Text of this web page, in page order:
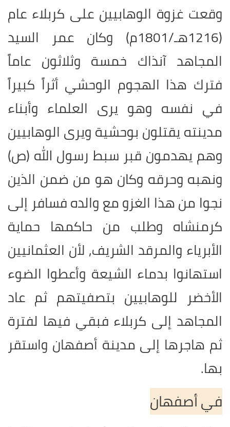
وقعت غزوة الوهابيين على كربلاء عام
(1216هـ/1801م) وكان عمر السيد
المجاهد آنذاك خمسة وثلاثون عاماً
فترك هذا الهجوم الوحشي أثراً كبيراً
في نفسه وهو يرى العلماء وأبناء
مدينته يقتلون بوحشية ويرى الوهابيين
وهم يهدمون قبر سبط رسول الله (ص)
ونهبه وحرقه وكان هو من ضمن الذين
نجوا من هذا الغزو مع والده فسافر إلى
كرمنشاه وطلب من حاكمها حماية
الأبرياء والمرقد الشريف, لأن العثمانيين
استهانوا بدماء الشيعة وأعطوا الضوء
الأخضر للوهابيين بتصفيتهم ثم عاد
المجاهد إلى كربلاء فبقي فيها لفترة
ثم هاجرها إلى مدينة أصفهان واستقر
بها.
في أصفهان